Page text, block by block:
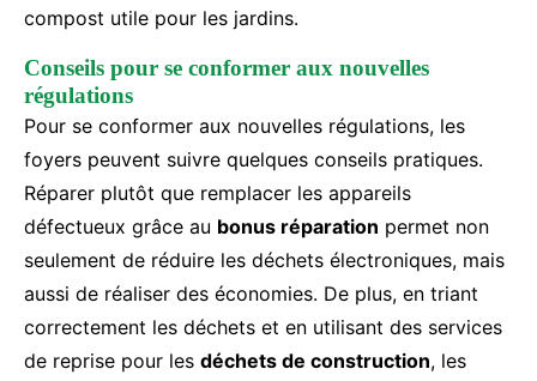
compost utile pour les jardins.
Conseils pour se conformer aux nouvelles
régulations
Pour se conformer aux nouvelles régulations, les
foyers peuvent suivre quelques conseils pratiques.
Réparer plutôt que remplacer les appareils
défectueux grâce au bonus réparation permet non
seulement de réduire les déchets électroniques, mais
aussi de réaliser des économies. De plus, en triant
correctement les déchets et en utilisant des services
de reprise pour les déchets de construction, les